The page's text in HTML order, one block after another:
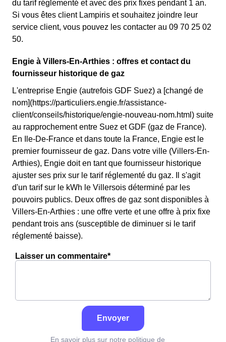
du tarif réglementé et avec des prix fixes pendant 1 an.
Si vous êtes client Lampiris et souhaitez joindre leur
service client, vous pouvez les contacter au 09 70 25 02
50.
Engie à Villers-En-Arthies : offres et contact du
fournisseur historique de gaz
L'entreprise Engie (autrefois GDF Suez) a [changé de
nom](https://particuliers.engie.fr/assistance-
client/conseils/historique/engie-nouveau-nom.html) suite
au rapprochement entre Suez et GDF (gaz de France).
En Ile-De-France et dans toute la France, Engie est le
premier fournisseur de gaz. Dans votre ville (Villers-En-
Arthies), Engie doit en tant que fournisseur historique
ajuster ses prix sur le tarif réglementé du gaz. Il s'agit
d'un tarif sur le kWh le Villersois déterminé par les
pouvoirs publics. Deux offres de gaz sont disponibles à
Villers-En-Arthies : une offre verte et une offre à prix fixe
pendant trois ans (susceptible de diminuer si le tarif
réglementé baisse).
Laisser un commentaire*
Envoyer
En savoir plus sur notre politique de